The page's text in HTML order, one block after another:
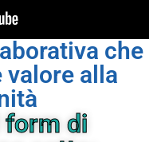
che
alla
form di